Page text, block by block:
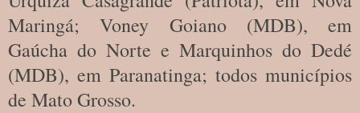
Maringá; Voney Goiano (MDB), em
Gaúcha do Norte e Marquinhos do Dedé
(MDB), em Paranatinga; todos municípios
de Mato Grosso.